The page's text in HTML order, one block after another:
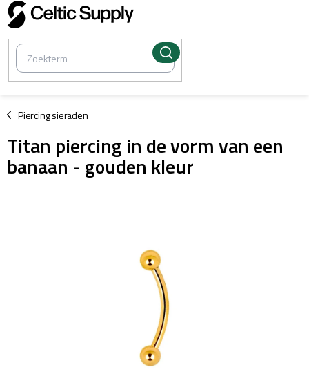
Overslaan
naar
inhoud
Piercing sieraden
/
Titan piercing in de vorm van een
banaan - gouden kleur